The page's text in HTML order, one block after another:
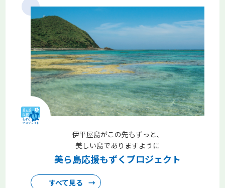
デリ連合会
2026.01.12 コープみらい
いばらきコープ
とちぎコープ
コープぐんま コープデリにいがた
「はがき・切手回収キャンペーン」に取り組ん
でいます（5月31日まで）
コープみらい、いばらきコープ、とちぎコープ、コープぐん
ま、コープデリにいがたは、はがき・切手などを皆さんに寄
付いただき、その換金で得られる資金を「取り残されている
子ども、取り残される恐れがある子ども」の支援活動をして
いる団体へ寄付する「はがき・切手回収キャンペーン」に取
伊平屋島がこの先もずっと、
美しい島でありますように
美ら島応援もずくプロジェクト
すべて見る →